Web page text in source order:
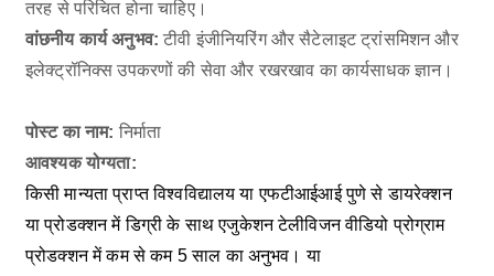
तरह से परिचित होना चाहिए।
वांछनीय कार्य अनुभव:टीवी इंजीनियरिंग और सैटेलाइट ट्रांसमिशन और
इलेक्ट्रॉनिक्स उपकरणों की सेवा और रखरखाव का कार्यसाधक ज्ञान।
पोस्ट का नाम: निर्माता
आवश्यक योग्यता:
किसी मान्यता प्राप्त विश्वविद्यालय या एफटीआईआई पुणे से डायरेक्शन
या प्रोडक्शन में डिग्री के साथ एजुकेशन टेलीविजन वीडियो प्रोग्राम
प्रोडक्शन में कम से कम 5 साल का अनुभव। या